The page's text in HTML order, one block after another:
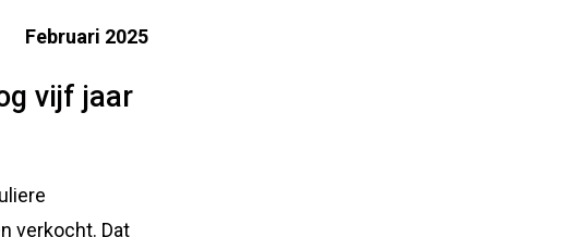
Februari 2025
vijf jaar
verkocht. Dat